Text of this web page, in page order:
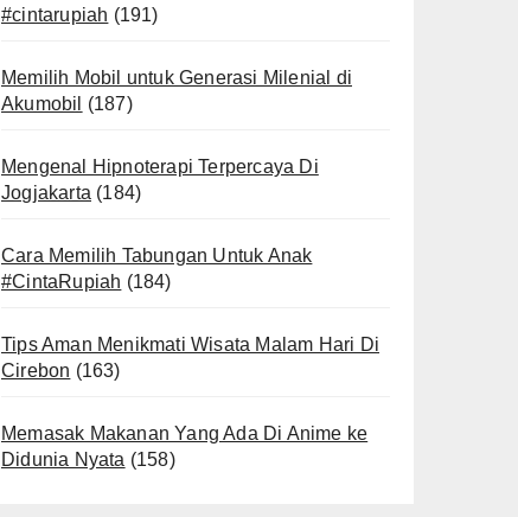
#cintarupiah (191)
Memilih Mobil untuk Generasi Milenial di
Akumobil
(187)
Mengenal Hipnoterapi Terpercaya Di
Jogjakarta (184)
Cara Memilih Tabungan Untuk Anak
#CintaRupiah (184)
Tips Aman Menikmati Wisata Malam Hari Di
Cirebon (163)
Memasak Makanan Yang Ada Di Anime ke
Didunia Nyata (158)